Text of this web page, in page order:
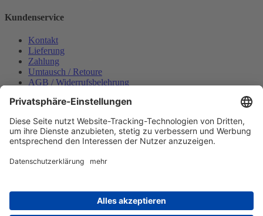
Kundenservice
Kontakt
Lieferung
Zahlung
Umtausch / Retoure
AGB / Widerrufsbelehrung
Datenschutzerklärung
Bestellung widerrufen
Mein konto
Zahlungsmöglichkeiten